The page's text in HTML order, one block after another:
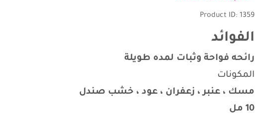
Product ID: 1359
الفوائد
رائحه فواحة وثبات لمده طويلة
المكونات
مسك ، عنبر ، زعفران ، عود ، خشب صندل
10 مل